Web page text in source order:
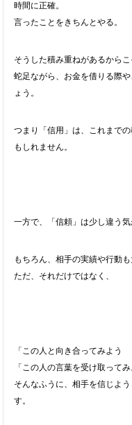
時間に正確。
言ったことをきちんとやる。
そうした積み重ねがあるから
蛇足ながら、お金を借りる際
ょう。
つまり「信用」は、これまで
もしれません。
一方で、「信頼」は少し違う気
もちろん、相手の実績や行動も
ただ、それだけではなく、
「この人と向き合ってみよう
「この人の言葉を受け取ってみ
そんなふうに、相手を信じよ
す。